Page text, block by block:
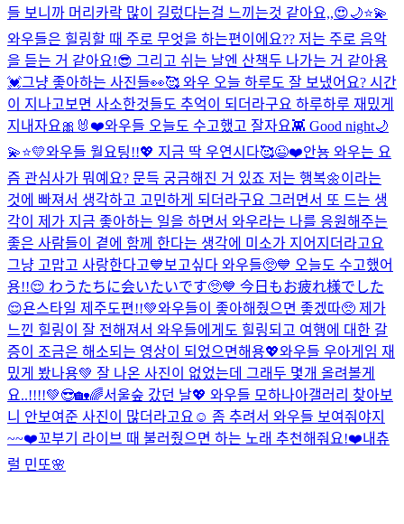
들 보니까 머리카락 많이 길렀다는걸 느끼는것 같아요,,😍🌙⭐️💫
와우들은 힐링할 때 주로 무엇을 하는편이에요?? 저는 주로 음악
을 듣는 거 같아요!😎 그리고 쉬는 날엔 산책두 나가는 거 같아용
💓그냥 좋아하는 사진들👀🥰 와우 오늘 하루도 잘 보냈어요? 시간
이 지나고보면 사소한것들도 추억이 되더라구요 하루하루 재밌게
지내자요🎀🐰❤️와우들 오늘도 수고했고 잘자요👾 Good night🌙
💫⭐️💛와우들 월요팅!!💖 지금 딱 우연시다🥰😉❤️안뇽 와우는 요
즘 관심사가 뭐예요? 문득 궁금해진 거 있죠 저는 행복🌼이라는
것에 빠져서 생각하고 고민하게 되더라구요 그러면서 또 드는 생
각이 제가 지금 좋아하는 일을 하면서 와우라는 나를 응원해주는
좋은 사람들이 곁에 함께 한다는 생각에 미소가 지어지더라고요
그냥 고맙고 사랑한다고💙 보고싶다 와우들🥺💙 오늘도 수고했어
용!!😌 わうたちに会いたいです🥺💙 今日もお疲れ様でした
😌욘스타일 제주도편!!💚와우들이 좋아해줬으면 좋겠따🥺 제가
느낀 힐링이 잘 전해져서 와우들에게도 힐링되고 여행에 대한 갈
증이 조금은 해소되는 영상이 되었으면해용💖와우들 우아게임 재
밌게 봤나용💚 잘 나온 사진이 없었는데 그래두 몇개 올려볼게
요..!!!!💚😎🏡🌈서울숲 갔던 날💖 와우들 모하나아갤러리 찾아보
니 안보여준 사진이 많더라고요☺️ 좀 추려서 와우들 보여줘야지
~~❤️꼬부기 라이브 때 불러줬으면 하는 노래 추천해줘요!❤️내츄
럴 민또🌸